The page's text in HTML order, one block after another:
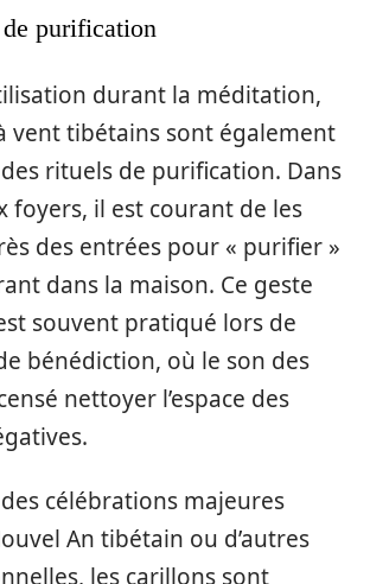
purification
durant la méditation,
vent tibétains sont également
rituels de purification. Dans
foyers, il est courant de les
des entrées pour « purifier »
dans la maison. Ce geste
souvent pratiqué lors de
bénédiction, où le son des
nettoyer l’espace des
célébrations majeures
An tibétain ou d’autres
les carillons sont